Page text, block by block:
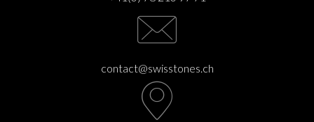
contact@swisstones.ch